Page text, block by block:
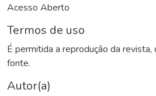
Acesso Aberto
Termos de uso
É permitida a reprodução da revista,
fonte.
Autor(a)